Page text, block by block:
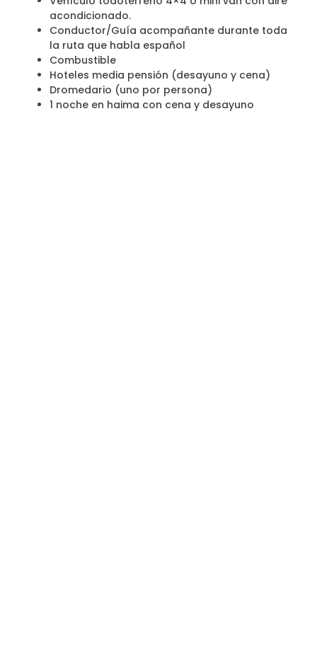
acondicionado.
Conductor/Guía acompañante durante toda
la ruta que habla español
Combustible
Hoteles media pensión (desayuno y cena)
Dromedario (uno por persona)
1 noche en haima con cena y desayuno